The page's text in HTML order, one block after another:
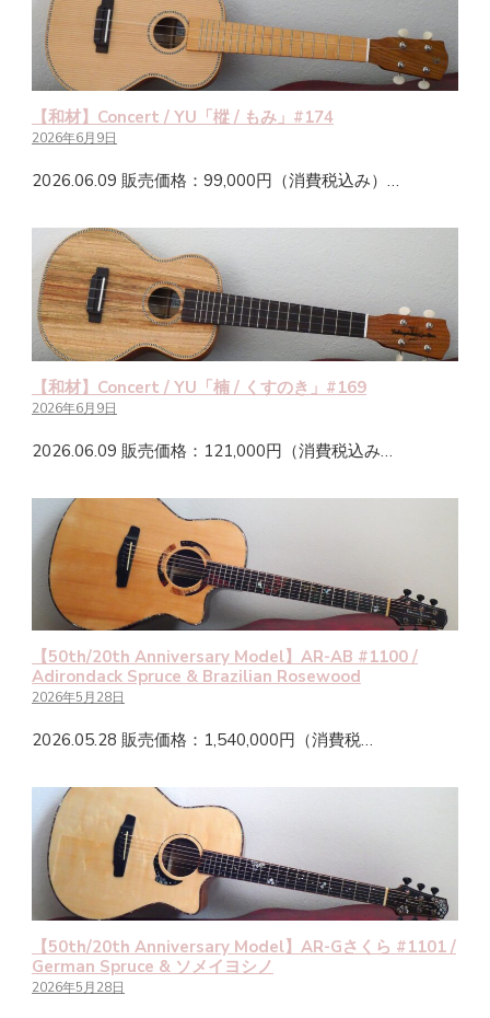
【和材】Concert / YU「樅 / もみ」#174
2026年6月9日
2026.06.09 販売価格：99,000円（消費税込み）…
【和材】Concert / YU「楠 / くすのき」#169
2026年6月9日
2026.06.09 販売価格：121,000円（消費税込み…
【50th/20th Anniversary Model】AR-AB #1100 /
Adirondack Spruce & Brazilian Rosewood
2026年5月28日
2026.05.28 販売価格：1,540,000円（消費税…
【50th/20th Anniversary Model】AR-Gさくら #1101 /
German Spruce & ソメイヨシノ
2026年5月28日